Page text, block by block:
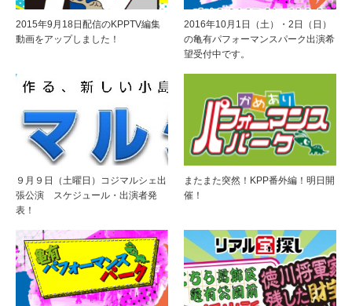
2015年9月18日配信のKPPTV編集
動画をアップしました！
2016年10月1日（土）・2日（日）
の亀有パフォーマンスパーク出演希
望受付中です。
９月９日（土曜日）コジマルシェ出
張公演 スケジュール・出演者発
表！
またまた突然！KPP番外編！明日開
催！